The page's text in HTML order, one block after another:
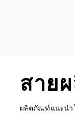
สาย
ผลิตภัณฑ์แนะนำ